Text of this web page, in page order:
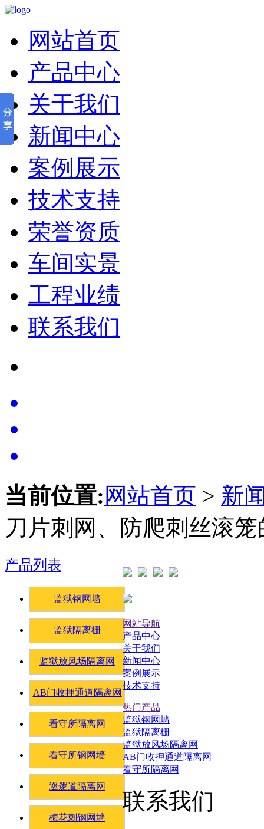
网站首页
产品中心
关于我们
新闻中心
案例展示
技术支持
荣誉资质
车间实景
工程业绩
联系我们
当前位置: 网站首页 > 新
刀片刺网、防爬刺丝滚
产品列表
监狱钢网墙
监狱隔离栅
监狱放风场隔离网
AB门收押通道隔离网
看守所隔离网
看守所钢网墙
巡逻道隔离网
梅花刺钢网墙
网站导航
产品中心
关于我们
新闻中心
案例展示
技术支持
热门产品
监狱钢网墙
监狱隔离栅
监狱放风场隔离网
AB门收押通道隔离网
看守所隔离网
联系我们